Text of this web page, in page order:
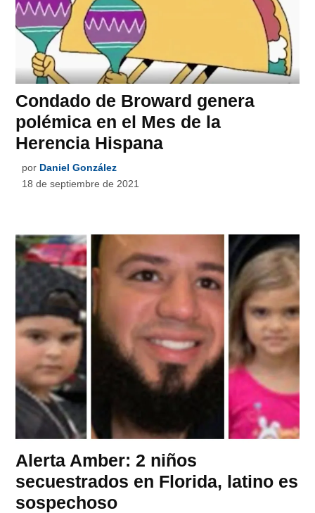
Condado de Broward genera
polémica en el Mes de la
Herencia Hispana
por Daniel González
18 de septiembre de 2021
Alerta Amber: 2 niños
secuestrados en Florida, latino es
sospechoso